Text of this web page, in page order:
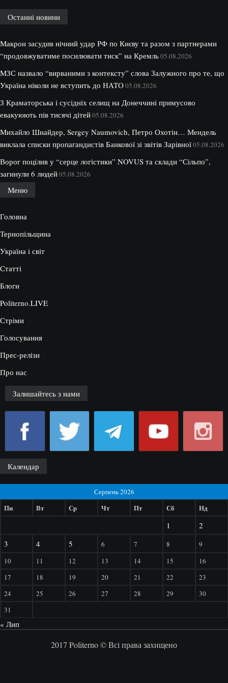
Останні новини
Макрон засудив нічний удар РФ по Києву та разом з партнерами
“продовжуватиме посилювати тиск” на Кремль05.08.2026
МЗС назвало “вирваними з контексту” слова Залужного про те, що
Україна ніколи не вступить до НАТО05.08.2026
З Краматорська і сусідніх селищ на Донеччині примусово
евакуюють пів тисячі дітей05.08.2026
Михайло Шнайдер, Sergey Naumovich, Петро Охотін… Мендель
виклала списки пропагандистів Банкової зі звітів Зарівної05.08.2026
Ворог поцілив у “серце логістики” NOVUS та склади “Сільпо”,
загинули 6 людей05.08.2026
Меню
Головна
Тернопільщина
Україна і світ
Статті
Блоги
Politerno.LIVE
Стріми
Голосування
Прес-релізи
Про нас
Залишайтесь з нами
Календар
Серпень 2026
Пн Вт Ср Чт Пт Сб Нд
1
2
3
4 5 6 7 8
9
10
11 12 13 14 15
16
17
18 19 20 21 22
23
24
25 26 27 28 29
30
31
« Лип
2017 Politerno © Всі права захищено